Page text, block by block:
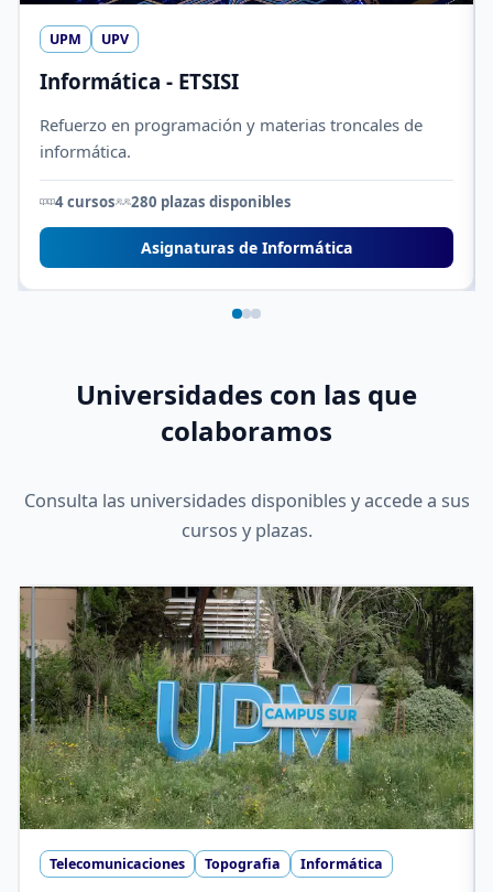
UPM UPV
Informática - ETSISI
Refuerzo en programación y materias troncales de
informática.
4 cursos 280 plazas disponibles
Asignaturas de Informática
Universidades con las que
colaboramos
Consulta las universidades disponibles y accede a sus
cursos y plazas.
Telecomunicaciones Topografia Informática